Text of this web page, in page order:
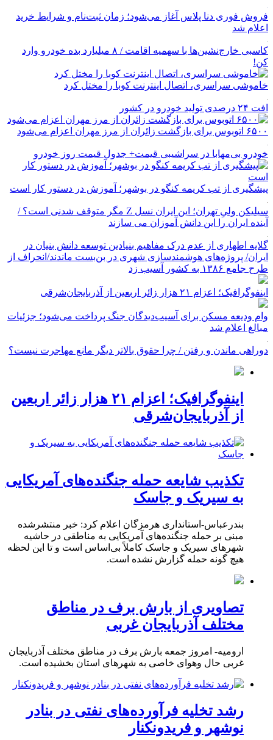
فروش فوری دنا پلاس آغاز می‌شود؛ زمان ثبت‌نام و شرایط خرید
اعلام شد
کاسبی خارج‌نشین‌ها با سهمیه اقامت / ۸ میلیارد بده خودرو وارد
کن!
خاموشی سراسری، اتصال اینترنت کوبا را مختل کرد
افت ۲۴ درصدی تولید خودرو در کشور
۶۵۰۰ اتوبوس برای بازگشت زائران از مرز مهران اعزام می‌شود
خودرو بی‌مهابا در سراشیبی قیمت+ جدول قیمت روز خودرو
پیشگیری از تب کریمه کنگو در بوشهر؛ آموزش در دستور کار است
سیلیکن ولیِ تهران؛ این ایران نسل Z مگر متوقف شدنی است؟ /
آینده ایران را این دانش آموزان می سازند
گلایه اطهاری از عدم درک مفاهیم بنیادین توسعه دانش بنیان در
ایران/ پروژه‌های هوشمندسازی شهری در بن‌بست ماندند/انحراف از
طرح جامع ۱۳۸۶ به کشور آسیب زد
اینفوگرافیک؛ اعزام ۲۱ هزار زائر اربعین از آذربایجان‌شرقی
وام ودیعه مسکن برای آسیب‌دیدگان جنگ پرداخت می‌شود؛ جزئیات
مبالغ اعلام شد
دوراهی ماندن و رفتن / چرا حقوق بالاتر دیگر مانع مهاجرت نیست؟
اینفوگرافیک؛ اعزام ۲۱ هزار زائر اربعین
از آذربایجان‌شرقی
تکذیب شایعه حمله جنگنده‌های آمریکایی
به سیریک و جاسک
بندرعباس-استانداری هرمزگان اعلام کرد: خبر منتشرشده
مبنی بر حمله جنگنده‌های آمریکایی به مناطقی در حاشیه
شهرهای سیریک و جاسک کاملاً بی‌اساس است و تا این لحظه
هیچ گونه حمله گزارش نشده است.
تصاویری از بارش برف در مناطق
مختلف آذربایجان غربی
ارومیه- امروز جمعه بارش برف در مناطق مختلف آذربایجان
غربی حال وهوای خاصی به شهرهای استان بخشیده است.
رشد تخلیه فرآورده‌های نفتی در بنادر
نوشهر و فریدونکنار